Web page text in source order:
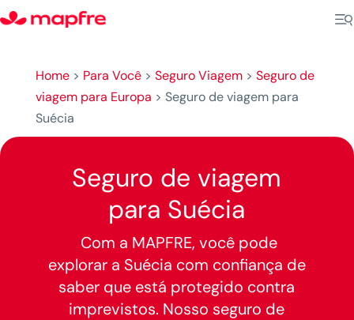
Home> Para Você> Seguro Viagem> Seguro de
viagem para Europa > Seguro de viagem para
Suécia
Seguro de viagem
para Suécia
Com a MAPFRE, você pode
explorar a Suécia com confiança de
saber que está protegido contra
imprevistos. Nosso seguro de